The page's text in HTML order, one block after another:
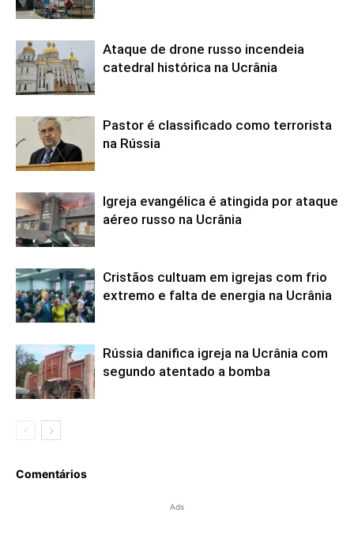
Ataque de drone russo incendeia
catedral histórica na Ucrânia
Pastor é classificado como terrorista
na Rússia
Igreja evangélica é atingida por ataque
aéreo russo na Ucrânia
Cristãos cultuam em igrejas com frio
extremo e falta de energia na Ucrânia
Rússia danifica igreja na Ucrânia com
segundo atentado a bomba
Comentários
Ads